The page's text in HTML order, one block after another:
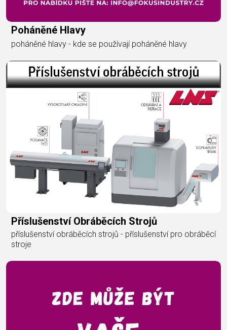
Poháněné Hlavy
poháněné hlavy - kde se používají poháněné hlavy
Příslušenství Obráběcích Strojů
příslušenství obráběcích strojů - příslušenství pro obráběcí
stroje